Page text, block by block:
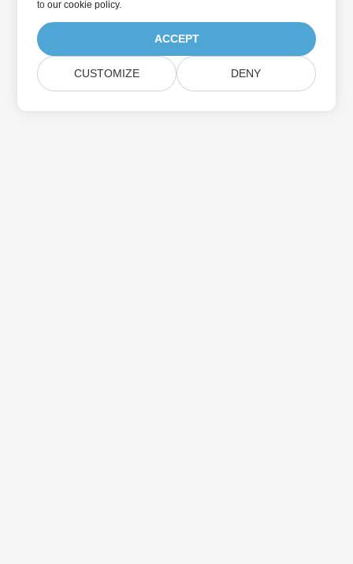
toour cookie policy.
ACCEPT
CUSTOMIZE DENY